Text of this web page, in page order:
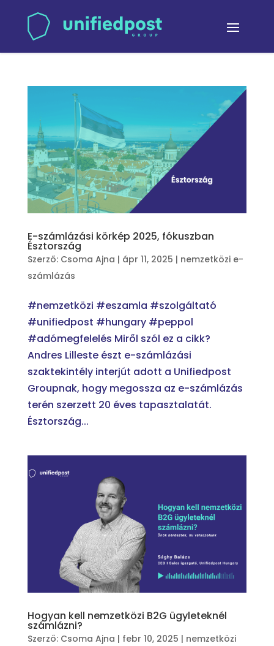
E-számlázási körkép 2025, fókuszban
Észtország
Szerző: Csoma Ajna | ápr 11, 2025 | nemzetközi e-
számlázás
#nemzetközi #eszamla #szolgáltató
#unifiedpost #hungary #peppol
#adómegfelelés Miről szól ez a cikk?
Andres Lilleste észt e-számlázási
szaktekintély interjút adott a Unifiedpost
Groupnak, hogy megossza az e-számlázás
terén szerzett 20 éves tapasztalatát.
Észtország...
Hogyan kell nemzetközi B2G ügyleteknél
számlázni?
Szerző: Csoma Ajna | febr 10, 2025 | nemzetközi